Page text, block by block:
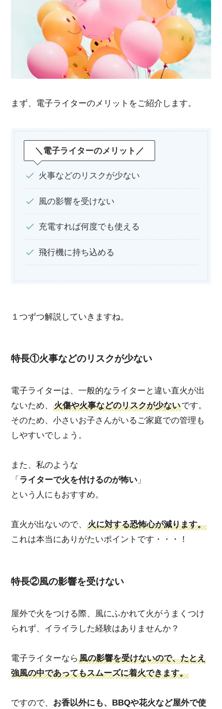
まず、電子ライターのメリットをご紹介します。
＼電子ライターのメリット／
火事などのリスクが少ない
風の影響を受けない
充電すれば何度でも使える
飛行機に持ち込める
１つずつ解説していきますね。
特長①火事などのリスクが少ない
電子ライターは、一般的なライターと違い直火が出
ないため、火傷や火事などのリスクが少ないです。
そのため、小さいお子さんがいるご家庭での管理も
しやすいでしょう。
また、私のような
「 ライターで火を付けるのが怖い 」
という人にもおすすめ。
直火が出ないので、火に対する恐怖心が減ります。
これは本当にありがたいポイントです・・・！
特長②風の影響を受けない
屋外で火をつける際、風にふかれて火がうまくつけ
られず、イライラした経験はありませんか？
電子ライターなら風の影響を受けないので、たとえ
強風の中であってもスムーズに着火できます。
ですので、 お香以外にも、 BBQや花火など屋外で使